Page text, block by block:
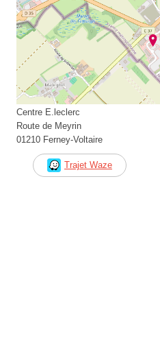
Centre E.leclerc
Route de Meyrin
01210 Ferney-Voltaire
Trajet Waze